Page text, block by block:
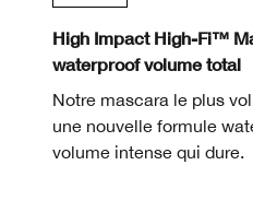
High Impact High-Fi™
waterproof volume total
Notre mascara le plus
une nouvelle formule
volume intense qui dure.